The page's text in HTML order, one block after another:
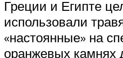
Греции и Египте
использовали
«настоянные» на
оранжевых камнях